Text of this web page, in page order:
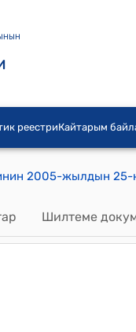
реестриКайтарым
Шилтеме